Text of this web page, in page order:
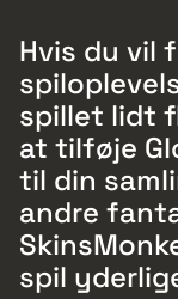
Hvis du vil
spillet lidt
at tilføje
til din
andre
spil